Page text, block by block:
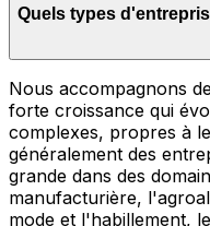
Quels types
Nous accompagnons
forte croissance qui
complexes, propres à
généralement des
grande dans des
manufacturière,
mode et l'habillement,